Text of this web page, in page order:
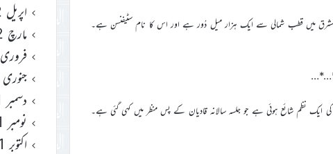
مشرق میں قطب شمالی سے ایک ہزار میل دُور ہے اور اس کا نام سٹیفنسن ہے۔
امۃالقدوس صاحبہ کی ایک نظم شائع ہوئی ہے جو جلسہ سالانہ قادیان کے پس منظر میں کہی گئی ہے۔
اپریل 2022
مارچ 2022
فروری 2022
جنوری 2022
دسمبر 2021
نومبر 2021
اکتوبر 2021